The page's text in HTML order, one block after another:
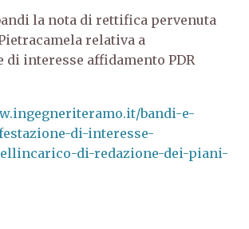
la nota di rettifica pervenuta
relativa a
di interesse affidamento PDR
bandi-e-
di-interesse-
di-redazione-dei-piani-